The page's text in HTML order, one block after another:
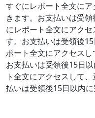
すぐにレポート全文に
きます。お支払いは受領
にレポート全文にアク
す。お支払いは受領後15
ポート全文にアクセスし
お支払いは受領後15日以
ト全文にアクセスして
払いは受領後15日以内に